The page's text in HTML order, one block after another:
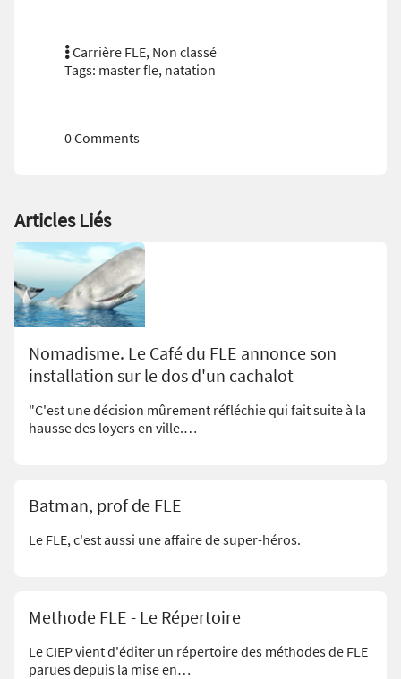
Carrière FLE, Non classé
Tags: master fle, natation
0 Comments
Articles Liés
Nomadisme. Le Café du FLE annonce son
installation sur le dos d'un cachalot
"C'est une décision mûrement réfléchie qui fait suite à la
hausse des loyers en ville.…
Batman, prof de FLE
Le FLE, c'est aussi une affaire de super-héros.
Methode FLE - Le Répertoire
Le CIEP vient d'éditer un répertoire des méthodes de FLE
parues depuis la mise en…